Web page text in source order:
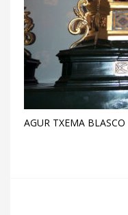
AGUR TXEMA BLASCO